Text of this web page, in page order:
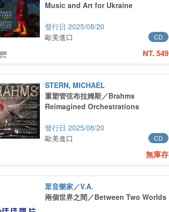
Music and Art for Ukraine
2025/08/20
CD
歐美進口
NT. 549
STERN, MICHAEL
重塑管弦布拉姆斯／Brahms
Reimagined Orchestrations
2025/08/20
CD
歐美進口
無庫存
眾音樂家／V.A.
兩個世界之間／Between Two Worlds